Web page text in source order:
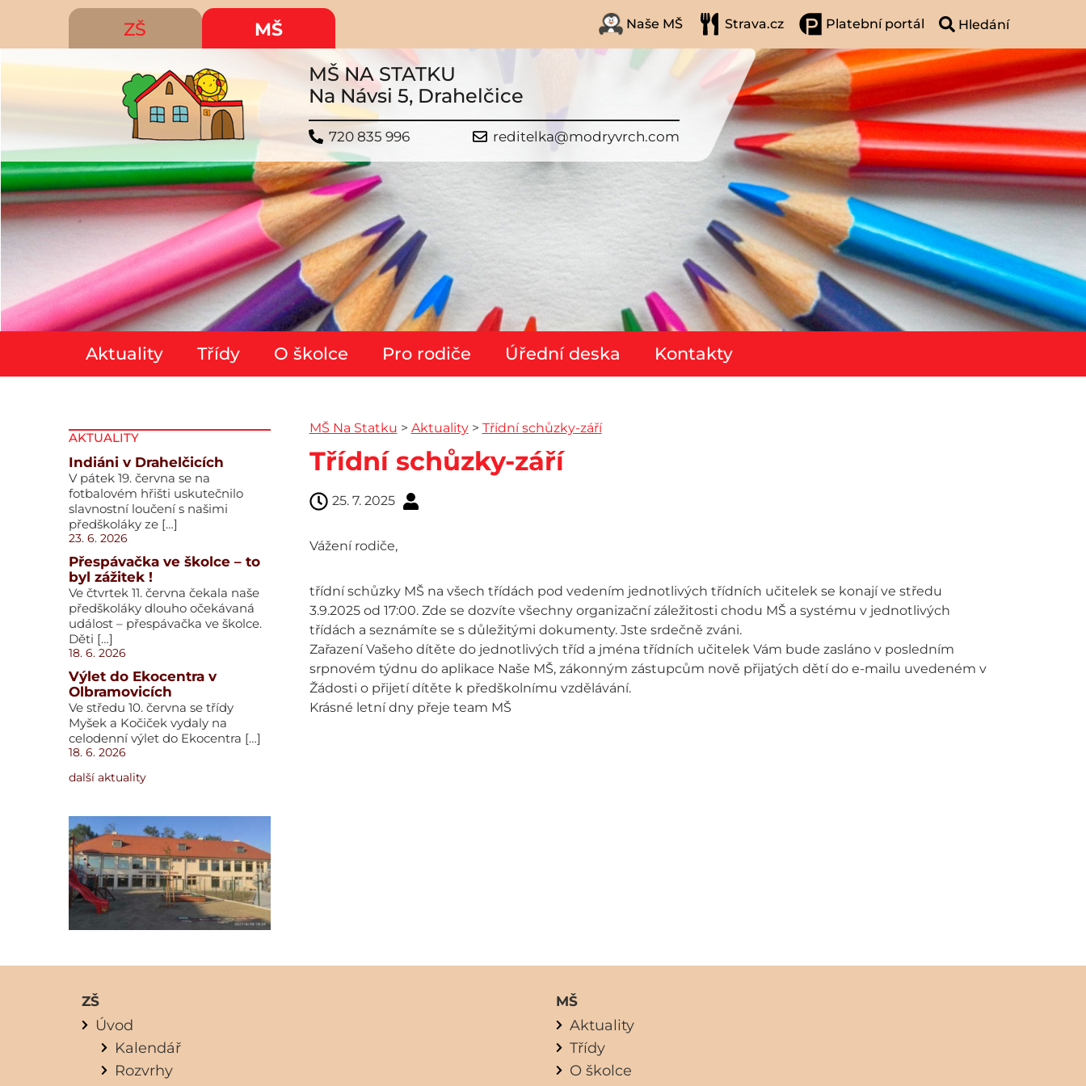
ZŠ MŠ Naše MŠ Strava.cz Platební portál
MŠ NA STATKU
Na Návsi 5, Drahelčice
720 835 996 reditelka@modryvrch.com
Aktuality Třídy O školce Pro rodiče Úřední deska Kontakty
AKTUALITY
Indiáni v Drahelčicích
V pátek 19. června se na
fotbalovém hřišti uskutečnilo
slavnostní loučení s našimi
předškoláky ze […]
23. 6. 2026
Přespávačka ve školce – to
byl zážitek !
Ve čtvrtek 11. června čekala naše
předškoláky dlouho očekávaná
událost – přespávačka ve školce.
Děti […]
18. 6. 2026
Výlet do Ekocentra v
Olbramovicích
Ve středu 10. června se třídy
Myšek a Kočiček vydaly na
celodenní výlet do Ekocentra […]
18. 6. 2026
další aktuality
MŠ Na Statku > Aktuality> Třídní schůzky-září
Třídní schůzky-září
25. 7. 2025
Vážení rodiče,
třídní schůzky MŠ na všech třídách pod vedením jednotlivých třídních učitelek se konají ve středu
3.9.2025 od 17:00. Zde se dozvíte všechny organizační záležitosti chodu MŠ a systému v jednotlivých
třídách a seznámíte se s důležitými dokumenty. Jste srdečně zváni.
Zařazení Vašeho dítěte do jednotlivých tříd a jména třídních učitelek Vám bude zasláno v posledním
srpnovém týdnu do aplikace Naše MŠ, zákonným zástupcům nově přijatých dětí do e-mailu uvedeném v
Žádosti o přijetí dítěte k předškolnímu vzdělávání.
Krásné letní dny přeje team MŠ
ZŠ
Úvod
Kalendář
Rozvrhy
MŠ
Aktuality
Třídy
O školce